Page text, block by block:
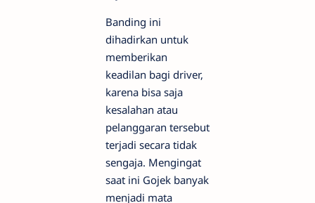
Banding ini
dihadirkan untuk
memberikan
keadilan bagi driver,
karena bisa saja
kesalahan atau
pelanggaran tersebut
terjadi secara tidak
sengaja. Mengingat
saat ini Gojek banyak
menjadi mata